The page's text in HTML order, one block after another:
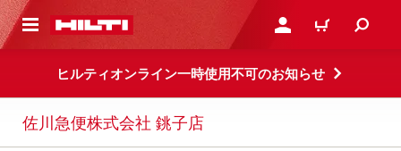
内容を表示 ログイン・新規オンライ
カート
ヒルティオンライン一時使用不可のお知らせ
佐川急便株式会社 銚子店